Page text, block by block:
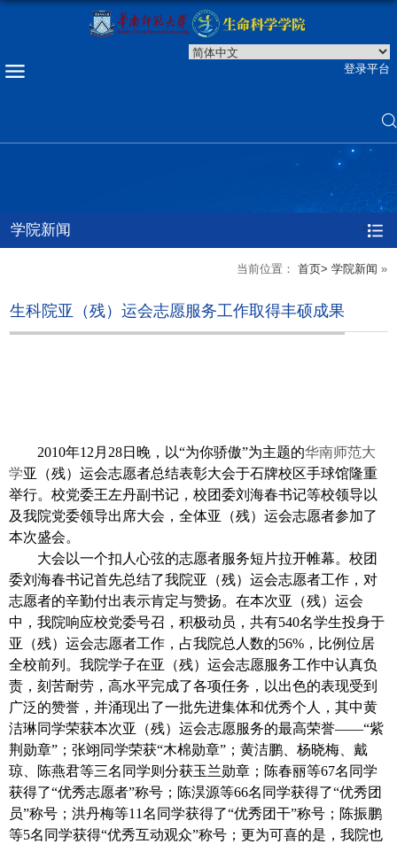
登录平台
学院新闻 =
当前位置： 首页> 学院新闻 »
生科院亚（残）运会志愿服务工作取得丰硕成果
2010年12 月 28日 晚，以“为你骄傲”为主题的华南师范大
学亚（残）运会志愿者总结表彰大会于石牌校区手球馆隆重
举行。校党委王左丹副书记，校团委刘海春书记等校领导以
及我院党委领导出席大会，全体亚（残）运会志愿者参加了
本次盛会。
大会以一个扣人心弦的志愿者服务短片拉开帷幕。校团
委刘海春书记首先总结了我院亚（残）运会志愿者工作，对
志愿者的辛勤付出表示肯定与赞扬。在本次亚（残）运会
中，我院响应校党委号召，积极动员，共有540名学生投身于
亚（残）运会志愿者工作，占我院总人数的56% ，比例位居
全校前列。我院学子在亚（残）运会志愿服务工作中认真负
责，刻苦耐劳，高水平完成了各项任务，以出色的表现受到
广泛的赞誉，并涌现出了一批先进集体和优秀个人，其中黄
洁琳同学荣获本次亚（残）运会志愿服务的最高荣誉——“紫
荆勋章”；张翊同学荣获“木棉勋章”；黄洁鹏、杨晓梅、戴
琼、
陈燕君等三名同学则分获玉兰勋章；陈春丽等67名同学
获得了“优秀志愿者”称号；陈淏源等66名同学获得了“优秀团
员”称号；洪丹梅等11名同学获得了“优秀团干”称号；陈振鹏
等5名同学获得“优秀互动观众”称号；更为可喜的是，我院也